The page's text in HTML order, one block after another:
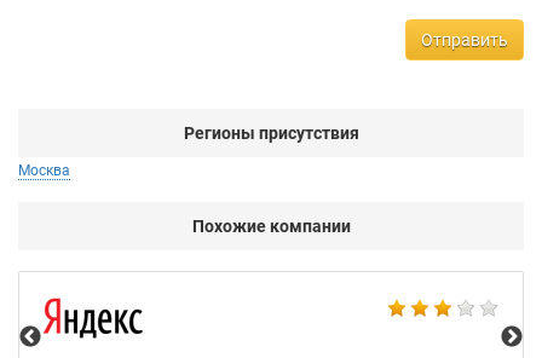
Отправить
Регионы присутствия
Москва
Похожие компании